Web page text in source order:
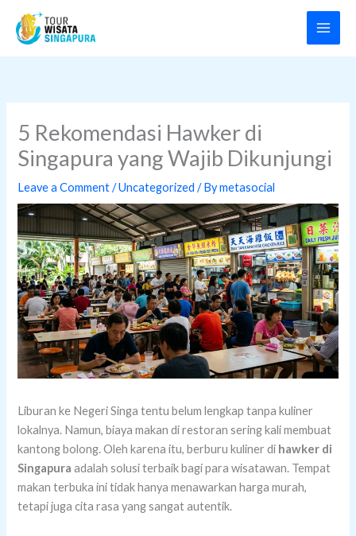
content
5 Rekomendasi Hawker di
Singapura yang Wajib Dikunjungi
Leave a Comment /Uncategorized / Bymetasocial
Liburan ke Negeri Singa tentu belum lengkap tanpa kuliner
lokalnya. Namun, biaya makan di restoran sering kali membuat
kantong bolong. Oleh karena itu, berburu kuliner di hawker di
Singapura adalah solusi terbaik bagi para wisatawan. Tempat
makan terbuka ini tidak hanya menawarkan harga murah,
tetapi juga cita rasa yang sangat autentik.